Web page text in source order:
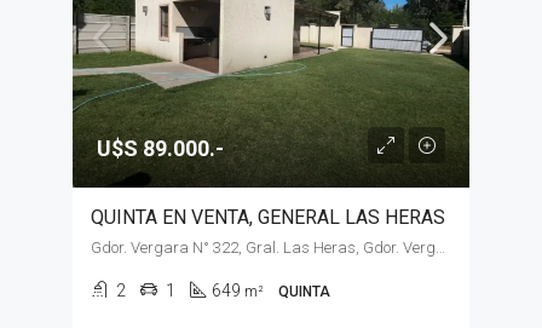
U$S 89.000.-
QUINTA EN VENTA, GENERAL LAS HERAS
2 1 649 m² QUINTA